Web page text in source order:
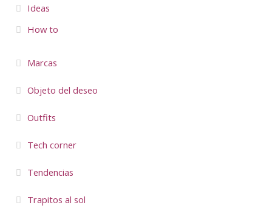
Ideas
How to
Marcas
Objeto del deseo
Outfits
Tech corner
Tendencias
Trapitos al sol